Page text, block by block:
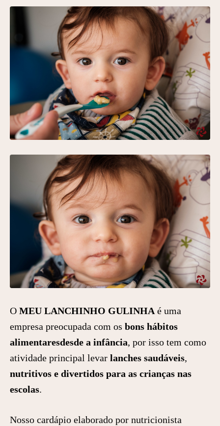
O MEU LANCHINHO GULINHA é uma
empresa preocupada com os bons hábitos
alimentaresdesde a infância, por isso tem como
atividade principal levar lanches saudáveis,
nutritivos e divertidos para as crianças nas
escolas.
Nosso cardápio elaborado por nutricionista